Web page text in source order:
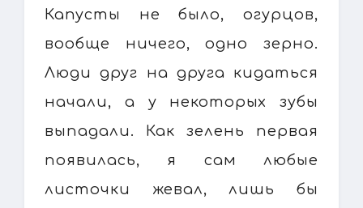
Капусты не было, огурцов,
вообще ничего, одно зерно.
Люди друг на друга кидаться
начали, а у некоторых зубы
выпадали. Как зелень первая
появилась, я сам любые
листочки жевал, лишь бы